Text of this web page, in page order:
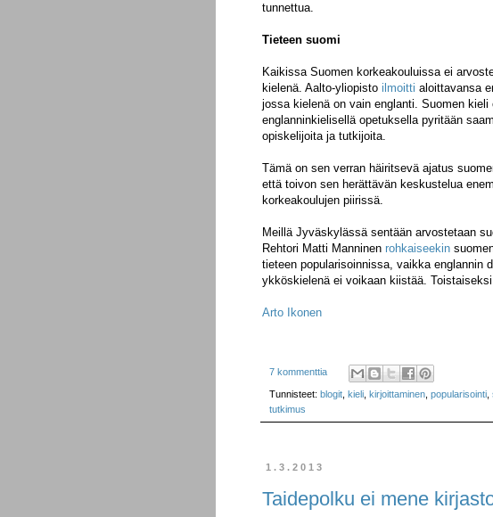
tunnettua.
Tieteen suomi
Kaikissa Suomen korkeakouluissa ei
kielenä. Aalto-yliopisto ilmoitti aloittavansa
jossa kielenä on vain englanti. Suomen
englanninkielisellä opetuksella pyritään
opiskelijoita ja tutkijoita.
Tämä on sen verran häiritsevä ajatus
että toivon sen herättävän keskustelua
korkeakoulujen piirissä.
Meillä Jyväskylässä sentään arvostetaan
Rehtori Matti Manninen rohkaiseekin
tieteen popularisoinnissa, vaikka englannin
ykköskielenä ei voikaan kiistää.
Arto Ikonen
7 kommenttia
Tunnisteet: blogit kieli kirjoittaminen popularisointi
tutkimus
1.3.2013
Taidepolku ei mene